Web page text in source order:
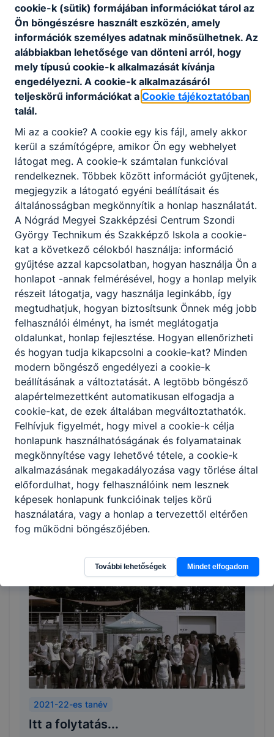
2022-23-as tanév
Dél-Erdély természeti csodái
hajózással a Kazán-szorosban
2022. október 9. Tanka Ágnes, Danka Bálint
2022-23-as tanév
Tanévnyitó
2022. szeptember 1.
2021-22-es tanév
ERASMUS+
2021-22-es tanév
Itt a folytatás...
cookie-k (sütik) formájában információkat tárol az
Ön böngészésre használt eszközén, amely
információk személyes adatnak minősülhetnek. Az
alábbiakban lehetősége van dönteni arról, hogy
mely típusú cookie-k alkalmazását kívánja
engedélyezni. A cookie-k alkalmazásáról
teljeskörű információkat a Cookie tájékoztatóban
talál.
Mi az a cookie? A cookie egy kis fájl, amely akkor
kerül a számítógépre, amikor Ön egy webhelyet
látogat meg. A cookie-k számtalan funkcióval
rendelkeznek. Többek között információt gyűjtenek,
megjegyzik a látogató egyéni beállításait és
általánosságban megkönnyítik a honlap használatát.
A Nógrád Megyei Szakképzési Centrum Szondi
György Technikum és Szakképző Iskola a cookie-
kat a következő célokból használja: információ
gyűjtése azzal kapcsolatban, hogyan használja Ön a
honlapot -annak felmérésével, hogy a honlap melyik
részeit látogatja, vagy használja leginkább, így
megtudhatjuk, hogyan biztosítsunk Önnek még jobb
felhasználói élményt, ha ismét meglátogatja
oldalunkat, honlap fejlesztése. Hogyan ellenőrizheti
és hogyan tudja kikapcsolni a cookie-kat? Minden
modern böngésző engedélyezi a cookie-k
beállításának a változtatását. A legtöbb böngésző
alapértelmezettként automatikusan elfogadja a
cookie-kat, de ezek általában megváltoztathatók.
Felhívjuk figyelmét, hogy mivel a cookie-k célja
honlapunk használhatóságának és folyamatainak
megkönnyítése vagy lehetővé tétele, a cookie-k
alkalmazásának megakadályozása vagy törlése által
előfordulhat, hogy felhasználóink nem lesznek
képesek honlapunk funkcióinak teljes körű
használatára, vagy a honlap a tervezettől eltérően
fog működni böngészőjében.
További lehetőségek Mindet elfogadom